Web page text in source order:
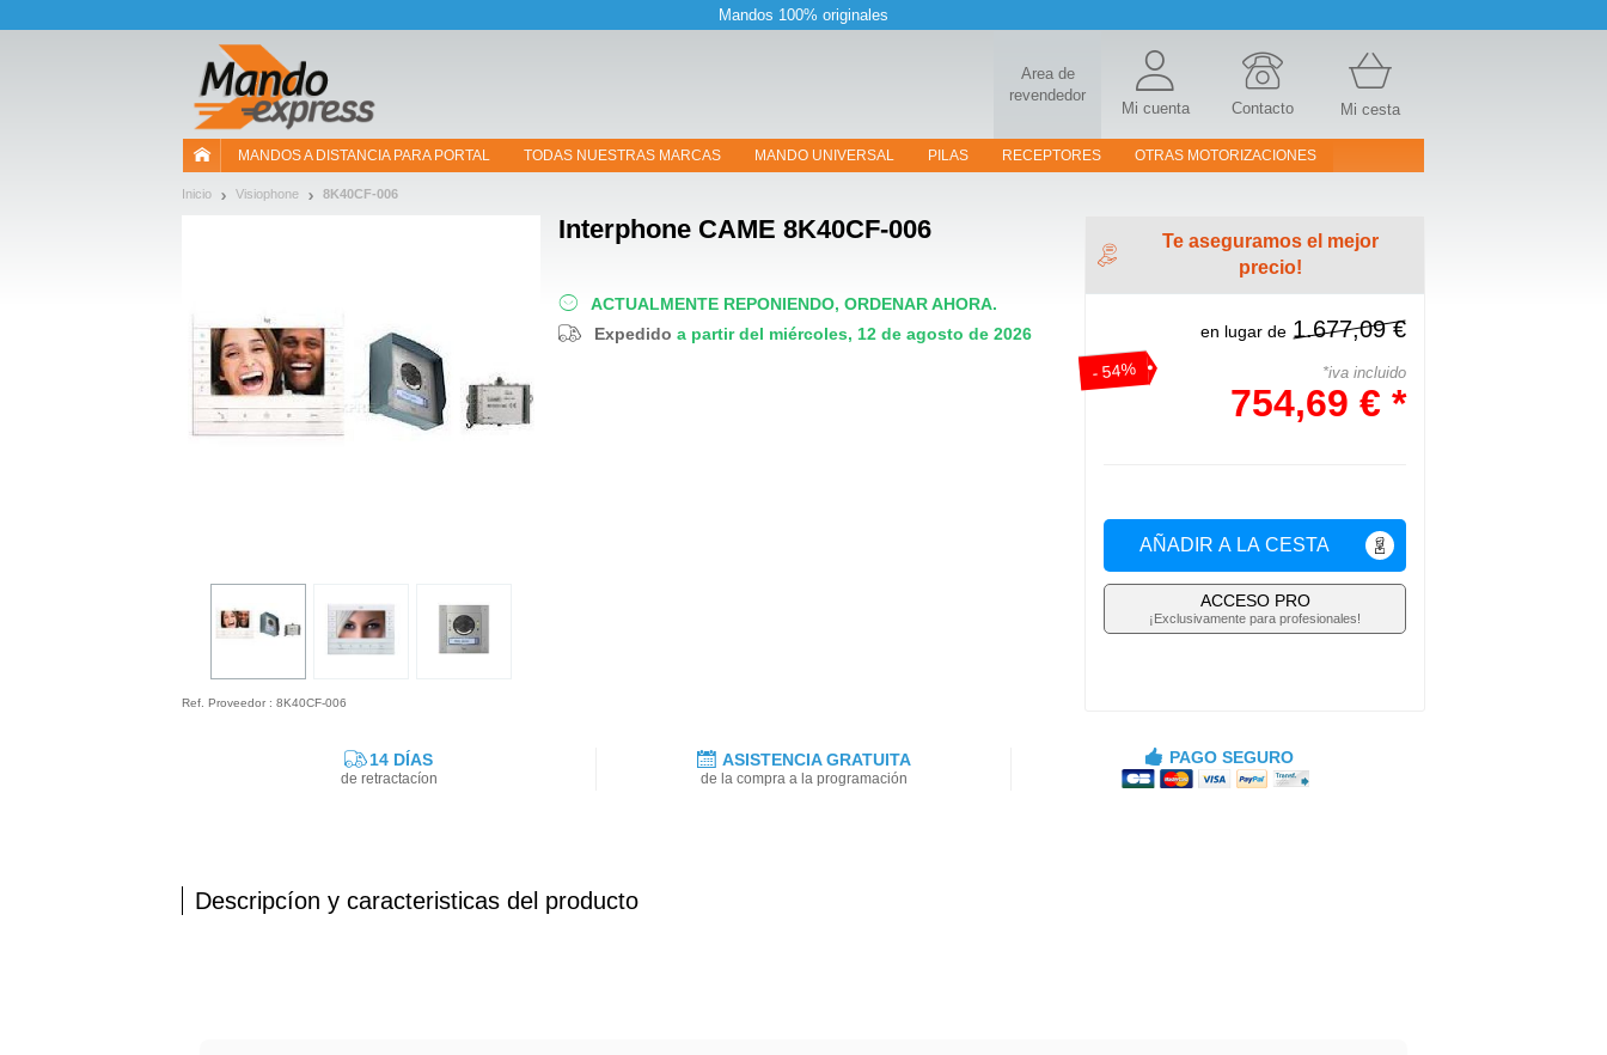
Mandos 100% originales
Area de
revendedor
Mi cuenta Contacto Mi cesta
MANDOS A DISTANCIA PARA PORTAL TODAS NUESTRAS MARCAS MANDO UNIVERSAL PILAS RECEPTORES OTRAS MOTORIZACIONES
Inicio Visiophone 8K40CF-006
Interphone CAME 8K40CF-006
ACTUALMENTE REPONIENDO, ORDENAR AHORA.
Expedido a partir del miércoles, 12 de agosto de 2026
Te aseguramos el mejor
precio!
- 54%
en lugar de 1.677,09 €
*iva incluido
754,69 € *
AÑADIR A LA CESTA
ACCESO PRO
¡Exclusivamente para profesionales!
Ref. Proveedor : 8K40CF-006
14 DÍAS
de retractacíon
ASISTENCIA GRATUITA
de la compra a la programación
PAGO SEGURO
Descripcíon y caracteristicas del producto